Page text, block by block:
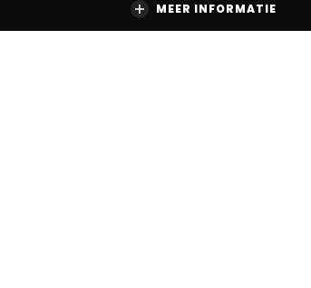
MEER INFORMATIE